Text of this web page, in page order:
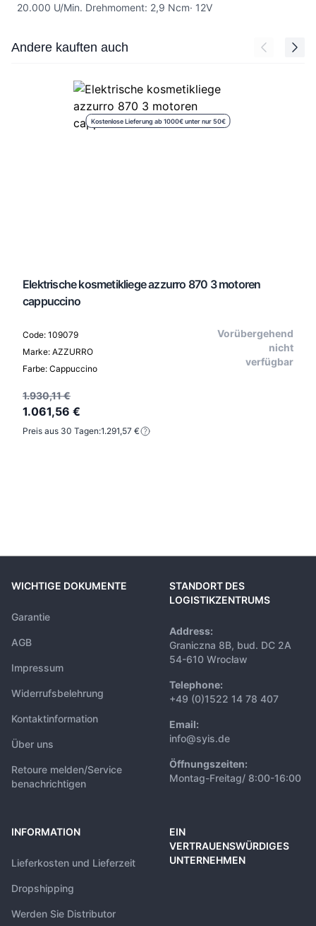
20.000 U/Min. Drehmoment: 2,9 Ncm· 12V
Press to skip carousel
Andere kauften auch
Kostenlose Lieferung ab 1000€ unter nur 50€
Elektrische kosmetikliege azzurro 870 3 motoren
cappuccino
Code: 109079
Marke: AZZURRO
Farbe: Cappuccino
Vorübergehend
nicht
verfügbar
1.930,11 €
1.061,56 €
Preis aus 30 Tagen:1.291,57 €
WICHTIGE DOKUMENTE
Garantie
AGB
Impressum
Widerrufsbelehrung
Kontaktinformation
Über uns
Retoure melden/Service
benachrichtigen
STANDORT DES
LOGISTIKZENTRUMS
Address:
Graniczna 8B, bud. DC 2A
54-610 Wrocław
Telephone:
+49 (0)1522 14 78 407
Email:
info@syis.de
Öffnungszeiten:
Montag-Freitag/ 8:00-16:00
INFORMATION
Lieferkosten und Lieferzeit
Dropshipping
Werden Sie Distributor
EIN
VERTRAUENSWÜRDIGES
UNTERNEHMEN